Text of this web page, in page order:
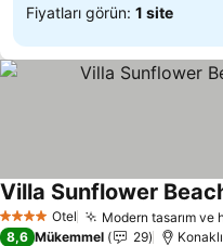
Fiyatları görün: 1 site
4 Yıldız Otel Modern tasarım ve
Villa Sunflower
8,6 Mükemmel 29